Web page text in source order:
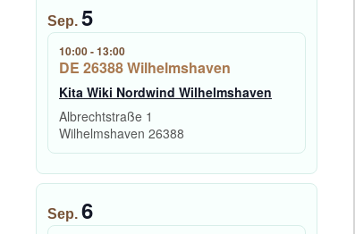
Sep. 5
10:00-13:00
DE 26388 Wilhelmshaven
Kita Wiki Nordwind Wilhelmshaven
Albrechtstraße 1
Wilhelmshaven 26388
Sep. 6